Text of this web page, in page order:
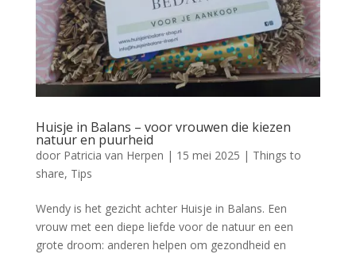
Huisje in Balans – voor vrouwen die kiezen
natuur en puurheid
door Patricia van Herpen | 15 mei 2025 | Things to
share, Tips
Wendy is het gezicht achter Huisje in Balans. Een
vrouw met een diepe liefde voor de natuur en een
grote droom: anderen helpen om gezondheid en